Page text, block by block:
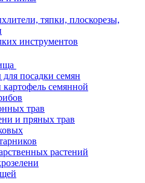
тяпки, плоскорезы,
инструментов
для посадки семян
семянной
трав
и пряных трав
растений